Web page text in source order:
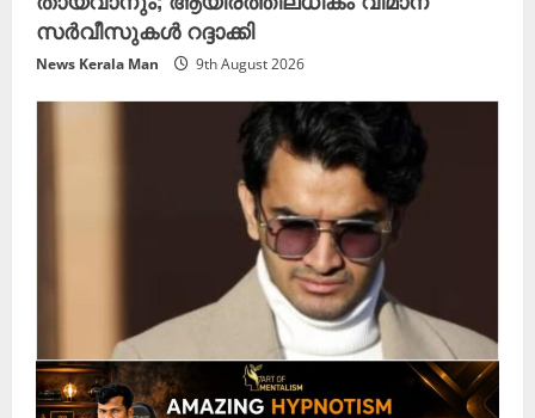
സർവീസുകൾ റദ്ദാക്കി
News Kerala Man 9th August 2026